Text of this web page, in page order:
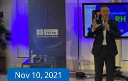
Nov 10, 2021